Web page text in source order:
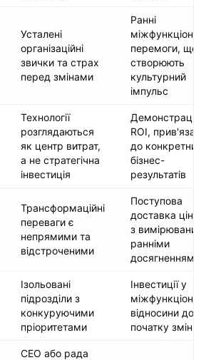
Усталені
організаційні
звички та страх
перед змінами
Ранні
перемоги, що
створюють
культурний
імпульс
Технології
розглядаються
як центр витрат,
а не стратегічна
інвестиція
Демонстрація
ROI, прив'язана
до конкретних
бізнес-
результатів
Трансформаційні
переваги є
непрямими та
відстроченими
Поступова
доставка
з вимірюваними
ранніми
досягненнями
Ізольовані
підрозділи з
конкуруючими
пріоритетами
Інвестиції у
відносини до
початку змін
CEO або рада